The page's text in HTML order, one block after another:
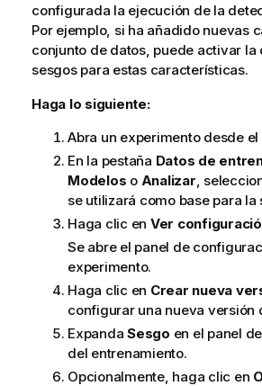
configurada la ejecución de la
Por ejemplo, si ha añadido nuevas
conjunto de datos, puede activar la
sesgos para estas características.
Haga lo siguiente:
Abra un experimento desde
En la pestaña Datos de
Modelos o Analizar ,
se utilizará como base para
Haga clic en Ver
Se abre el panel de
experimento.
Haga clic en Crear nueva
configurar una nueva versión
Expanda Sesgo en el panel
del entrenamiento.
Opcionalmente, haga clic en